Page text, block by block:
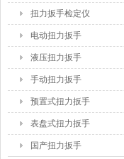
扭力扳手检定仪
电动扭力扳手
液压扭力扳手
手动扭力扳手
预置式扭力扳手
表盘式扭力扳手
国产扭力扳手